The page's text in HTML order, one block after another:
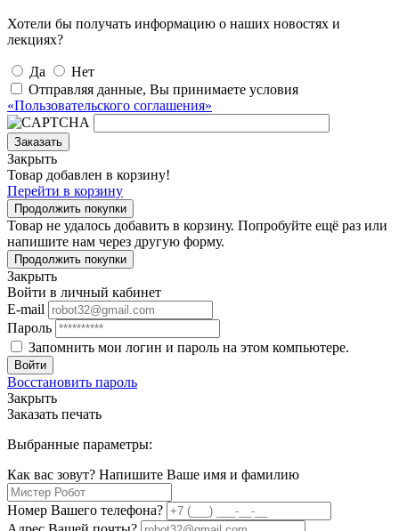
Хотели бы получать информацию о наших новостях и
лекциях?
Да
Нет
Отправляя данные, Вы принимаете условия
«Пользовательского соглашения»
Заказать
Закрыть
Товар добавлен в корзину!
Перейти в корзину
Продолжить покупки
Товар не удалось добавить в корзину. Попробуйте ещё раз или
напишите нам через другую форму.
Продолжить покупки
Закрыть
Войти в личный кабинет
E-mail
Пароль
Запомнить мои логин и пароль на этом компьютере.
Войти
Восстановить пароль
Закрыть
Заказать печать
Выбранные параметры:
Как вас зовут? Напишите Ваше имя и фамилию
Номер Вашего телефона?